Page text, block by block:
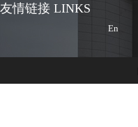
友情链接 LINKS
En